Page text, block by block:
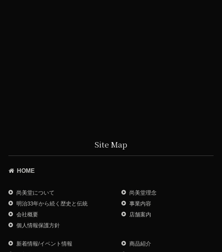
Site Map
HOME
尚美堂について
尚美堂理念
明治33年から続く歴史と伝統
事業内容
会社概要
店舗案内
個人情報保護方針
新着情報/イベント情報
商品紹介